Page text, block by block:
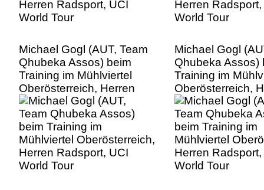
Michael Gogl (AUT, Team
Qhubeka Assos) beim
Training im Mühlviertel
Oberösterreich, Herren
Radsport, UCI World Tour
Michael Gogl
Qhubeka Assos)
Training im
Oberösterreich,
Radsport, UCI